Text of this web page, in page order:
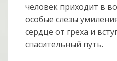
человек приходит в
особые слезы
сердце от греха и
спасительный путь.